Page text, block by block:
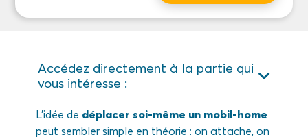
Accédez directement à la partie qui
vous intéresse :
L’idée de déplacer soi-même un mobil-home
peut sembler simple en théorie : on attache, on